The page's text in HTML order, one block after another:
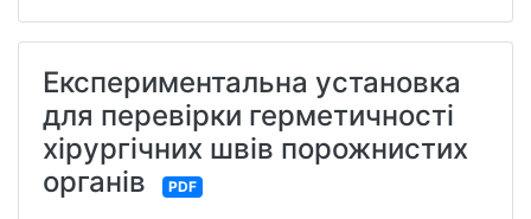
Експериментальна установка
для перевірки герметичності
хірургічних швів порожнистих
органів
PDF